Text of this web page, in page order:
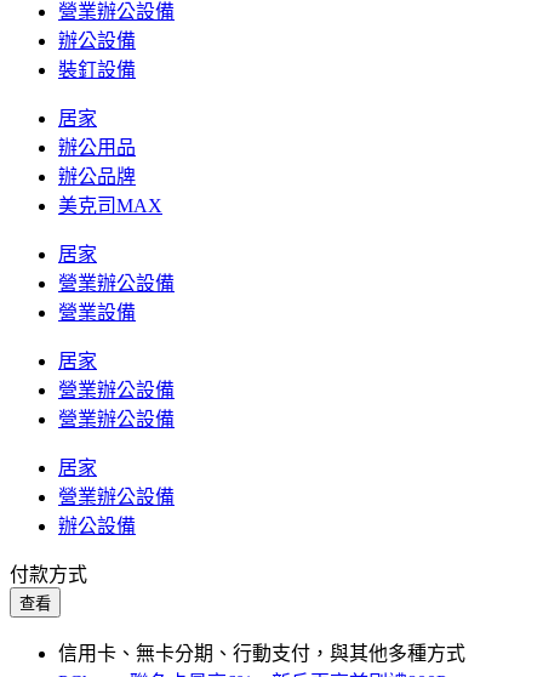
營業辦公設備
辦公設備
裝釘設備
居家
辦公用品
辦公品牌
美克司MAX
居家
營業辦公設備
營業設備
居家
營業辦公設備
營業辦公設備
居家
營業辦公設備
辦公設備
付款方式
查看
信用卡、無卡分期、行動支付，與其他多種方式